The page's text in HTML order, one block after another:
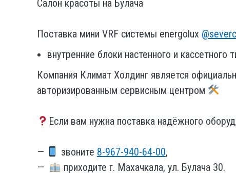
Салон красоты на Булача
Поставка мини VRF системы energolux
внутренние блоки настенного и кассетного
Компания Климат Холдинг является
авторизированным сервисным центром
Если вам нужна поставка надёжного
—
звоните 8-967-940-64-00,
—
приходите г. Махачкала, ул. Булача 30.